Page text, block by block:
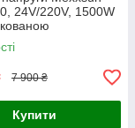
24V/220V, 1500W
2 Shuko, клемні
7 900 ₴
Купити